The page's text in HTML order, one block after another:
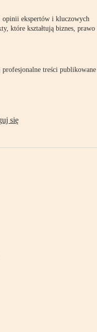
opinii ekspertów i kluczowych
które kształtują biznes, prawo
treści publikowane
się